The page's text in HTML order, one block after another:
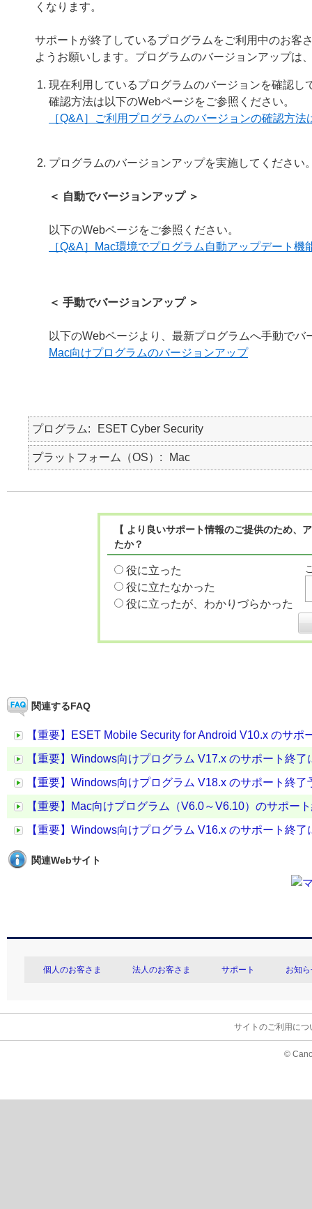
くなります。
サポートが終了しているプログラムをご利用中のお客
ようお願いします。プログラムのバージョンアップは
現在利用しているプログラムのバージョンを確認し
確認方法は以下のWebページをご参照ください。
［Q&A］ご利用プログラムのバージョンの確認方法
プログラムのバージョンアップを実施してくださ
＜ 自動でバージョンアップ ＞
以下のWebページをご参照ください。
［Q&A］Mac環境でプログラム自動アップデート
＜ 手動でバージョンアップ ＞
以下のWebページより、最新プログラムへ手動でバ
Mac向けプログラムのバージョンアップ
プログラム ESET Cyber Security
プラットフォーム（OS） Mac
【 より良いサポート情報のご提供のため
たか？
役に立った
役に立たなかった
役に立ったが、わかりづらかった
関連するFAQ
【重要】ESET Mobile Security for Android V10.x のサポ
【重要】Windows向けプログラム V17.x のサポート終了
【重要】Windows向けプログラム V18.x のサポート終了
【重要】Mac向けプログラム（V6.0～V6.10）のサポー
【重要】Windows向けプログラム V16.x のサポート終了
関連Webサイト
個人のお客さま 法人のお客さま サポート お知
サイトのご利用につ
©